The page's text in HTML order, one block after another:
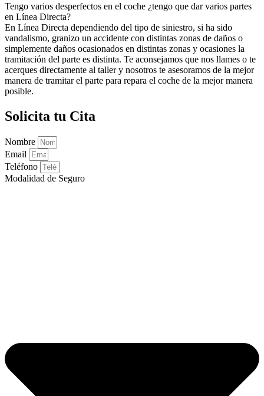
Tengo varios desperfectos en el coche ¿tengo que dar varios partes
en Línea Directa?
En Línea Directa dependiendo del tipo de siniestro, si ha sido
vandalismo, granizo un accidente con distintas zonas de daños o
simplemente daños ocasionados en distintas zonas y ocasiones la
tramitación del parte es distinta. Te aconsejamos que nos llames o te
acerques directamente al taller y nosotros te asesoramos de la mejor
manera de tramitar el parte para repara el coche de la mejor manera
posible.
Solicita tu Cita
Nombre
Email
Teléfono
Modalidad de Seguro